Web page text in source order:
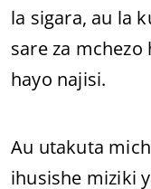
la sigara, au la
sare za
hayo najisi.
Au utakuta
ihusishe miziki